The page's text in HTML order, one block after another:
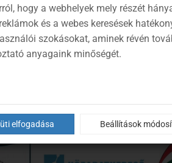
hogy a webhelyek mely részét
és a webes keresések
szokásokat, aminek révén
anyagaink minőségét.
elfogadása Beállítások